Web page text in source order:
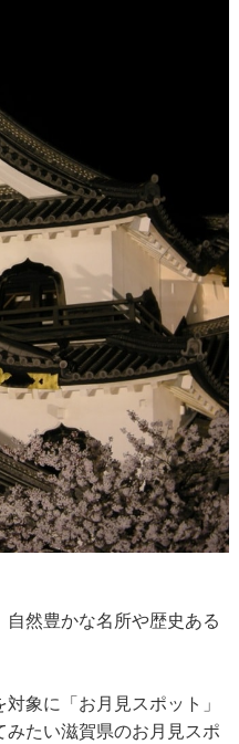
然豊かな名所や歴史ある
象に「お月見スポット」
たい滋賀県のお月見スポ